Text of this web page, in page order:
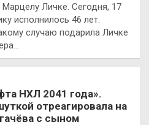
Личке. Сегодня, 17
исполнилось 46 лет.
случаю подарила Личке
НХЛ 2041 года».
отреагировала на
с сыном